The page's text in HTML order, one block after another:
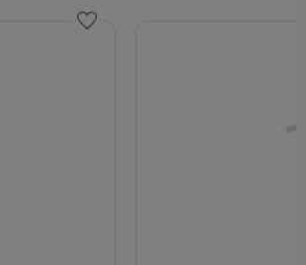
Do schowka